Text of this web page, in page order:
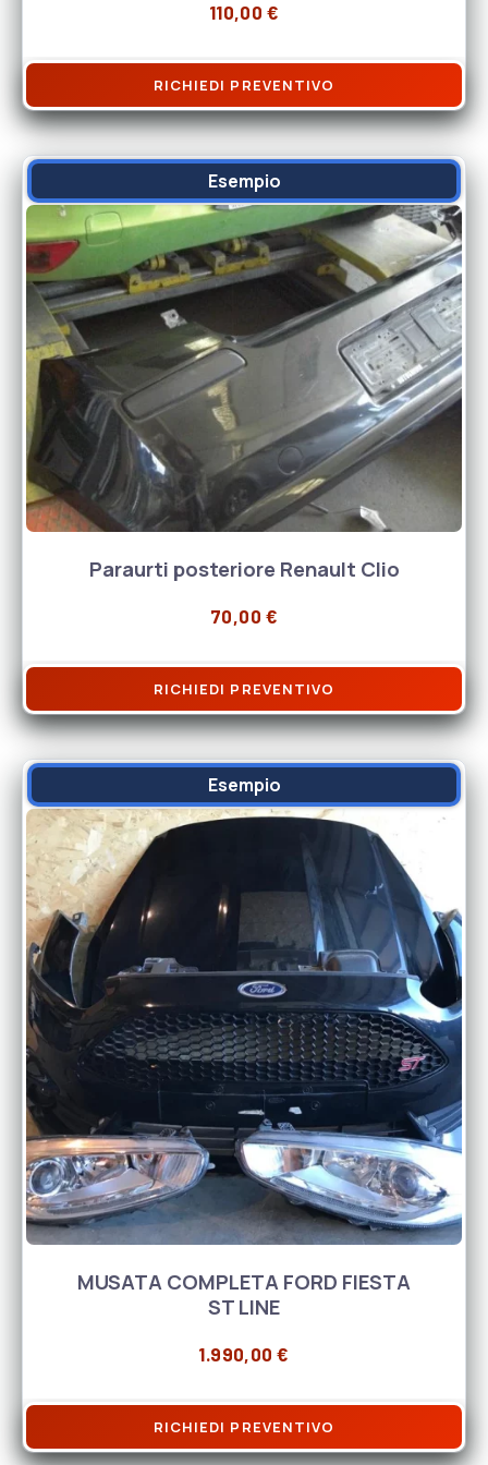
110,00 €
RICHIEDI PREVENTIVO
Esempio
Paraurti posteriore Renault Clio
70,00 €
RICHIEDI PREVENTIVO
Esempio
MUSATA COMPLETA FORD FIESTA
ST LINE
1.990,00€
RICHIEDI PREVENTIVO